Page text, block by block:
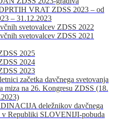
VRAT ZDSS 2023 – od
– 31.12.2023
svetovalcev ZDSS 2022
svetovalcev ZDSS 2021
2025
2024
2023
začetka davčnega svetovanja
miza na 26. Kongresu ZDSS (18.
deležnikov davčnega
v Republiki SLOVENIJI-pobuda